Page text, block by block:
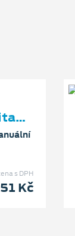
Ford Tourneo Courier Titanium
s DPH
Kč